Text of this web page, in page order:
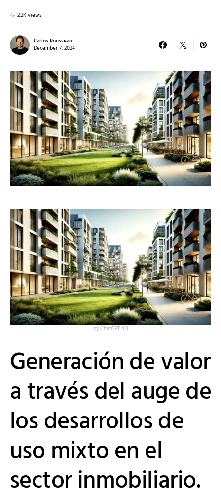
2.2K views
Carlos Rousseau
December 7, 2024
by ChatGPT 4.0
Generación de valor
a través del auge de
los desarrollos de
uso mixto en el
sector inmobiliario.